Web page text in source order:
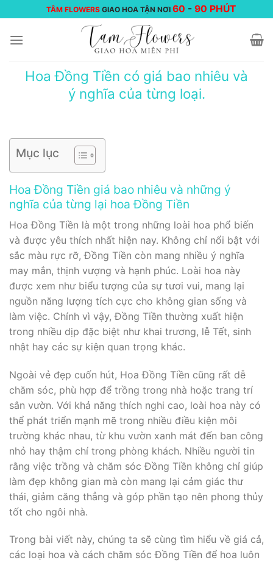
đến
nội
TÂM FLOWERS GIAO HOA TẬN NƠI 60 -90 PHÚT
Hoa Đồng Tiền có giá bao nhiêu và
ý nghĩa của từng loại.
Mục lục
Hoa Đồng Tiền giá bao nhiêu và những ý
nghĩa của từng lại hoa Đồng Tiền
Hoa Đồng Tiền là một trong những loài hoa phổ biến
và được yêu thích nhất hiện nay. Không chỉ nổi bật với
sắc màu rực rỡ, Đồng Tiền còn mang nhiều ý nghĩa
may mắn, thịnh vượng và hạnh phúc. Loài hoa này
được xem như biểu tượng của sự tươi vui, mang lại
nguồn năng lượng tích cực cho không gian sống và
làm việc. Chính vì vậy, Đồng Tiền thường xuất hiện
trong nhiều dịp đặc biệt như khai trương, lễ Tết, sinh
nhật hay các sự kiện quan trọng khác.
Ngoài vẻ đẹp cuốn hút, Hoa Đồng Tiền cũng rất dễ
chăm sóc, phù hợp để trồng trong nhà hoặc trang trí
sân vườn. Với khả năng thích nghi cao, loài hoa này có
thể phát triển mạnh mẽ trong nhiều điều kiện môi
trường khác nhau, từ khu vườn xanh mát đến ban công
nhỏ hay thậm chí trong phòng khách. Nhiều người tin
rằng việc trồng và chăm sóc Đồng Tiền không chỉ giúp
làm đẹp không gian mà còn mang lại cảm giác thư
thái, giảm căng thẳng và góp phần tạo nên phong thủy
tốt cho ngôi nhà.
Trong bài viết này, chúng ta sẽ cùng tìm hiểu về giá cả,
các loại hoa và cách chăm sóc Đồng Tiền để hoa luôn